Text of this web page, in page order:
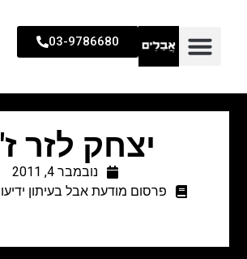
03-9786680
יצחק לזר
נובמבר 4, 2011
פרסום מודעת אבל בעיתון